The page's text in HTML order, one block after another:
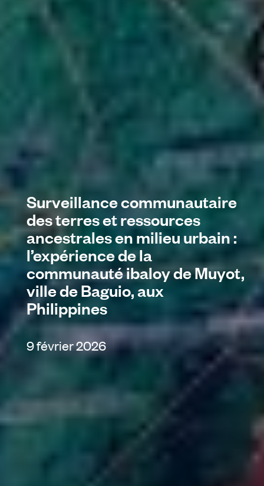
Surveillance communautaire
des terres et ressources
ancestrales en milieu urbain :
l’expérience de la
communauté ibaloy de Muyot,
ville de Baguio, aux
Philippines
9 février 2026